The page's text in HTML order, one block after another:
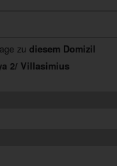
zu diesem Domizil
2/ Villasimius